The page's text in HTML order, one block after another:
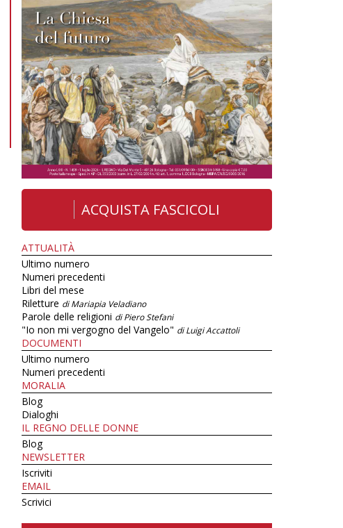
ACQUISTA FASCICOLI
ATTUALITÀ
Ultimo numero
Numeri precedenti
Libri del mese
Riletture di Mariapia Veladiano
Parole delle religioni di Piero Stefani
"Io non mi vergogno del Vangelo" di Luigi Accattoli
DOCUMENTI
Ultimo numero
Numeri precedenti
MORALIA
Blog
Dialoghi
IL REGNO DELLE DONNE
Blog
NEWSLETTER
Iscriviti
EMAIL
Scrivici